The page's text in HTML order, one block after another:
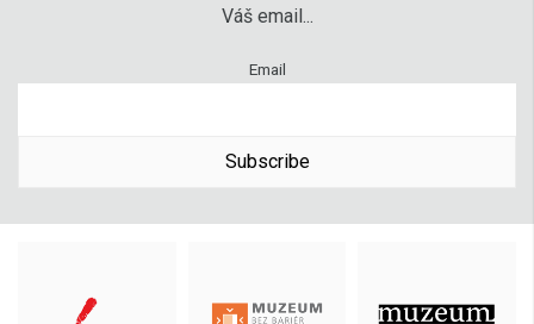
Váš email...
Email
Subscribe